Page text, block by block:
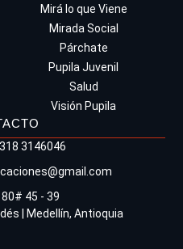
Mirá lo que Viene
Mirada Social
Párchate
Pupila Juvenil
Salud
Visión Pupila
3146046
80# 45 - 39
| Medellín, Antioquia